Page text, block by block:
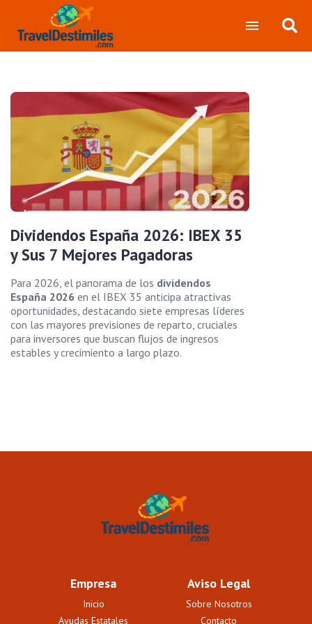
Dividendos España 2026: IBEX 35
y Sus 7 Mejores Pagadoras
Para 2026, el panorama de los dividendos
España 2026 en el IBEX 35 anticipa atractivas
oportunidades, destacando siete empresas líderes
con las mayores previsiones de reparto, cruciales
para inversores que buscan flujos de ingresos
estables y crecimiento a largo plazo.
Empresa
Inicio
Ayudas Estatales
Aviso Legal
Sobre Nosotros
Contacto